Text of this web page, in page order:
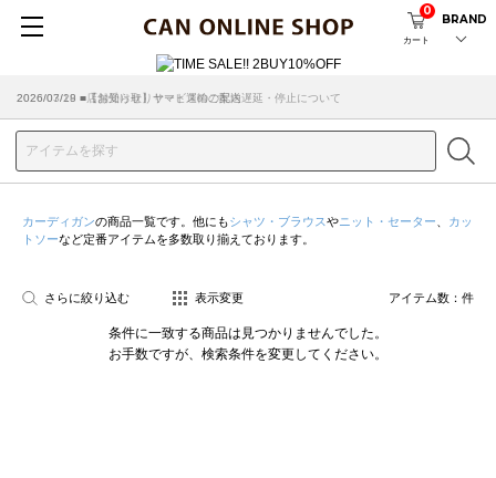
カート
0
BRAND
2026/07/29 ■【お知らせ】ヤマト運輸の配送遅延・停止について
2026/03/18 ■店舗受け取りサービスのご案内
カーディガンの商品一覧です。他にもシャツ・ブラウスやニット・セーター
カッ
トソーなど定番アイテムを多数取り揃えております。
さらに絞り込む 表示変更 アイテム数： 件
条件に一致する商品は見つかりませんでした。
お手数ですが、検索条件を変更してください。